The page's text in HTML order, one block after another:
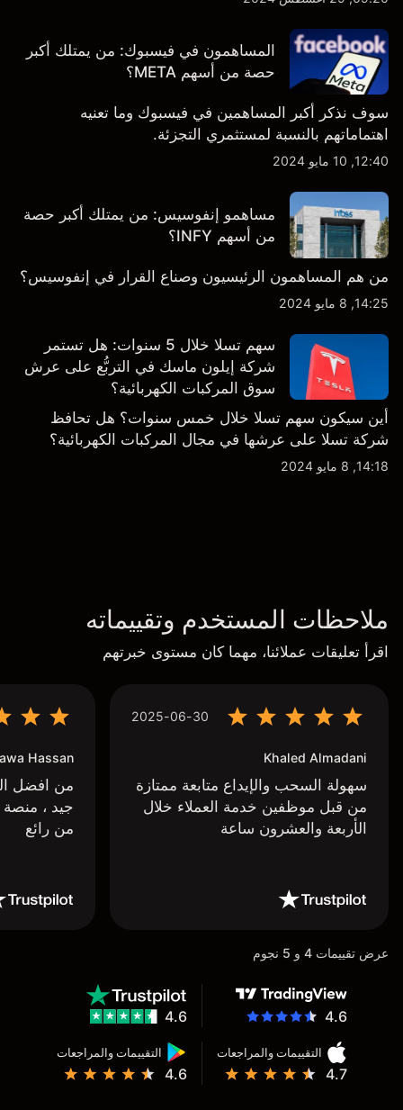
بالضبط.
المساهمون في فيسبوك: من يمتلك أكبر
حصة من أسهم META؟
سوف نذكر أكبر المساهمين في فيسبوك وما تعنيه
اهتماماتهم بالنسبة لمستثمري التجزئة.
12:40, 10 مايو 2024
مساهمو إنفوسيس: من يمتلك أكبر حصة
من أسهم INFY؟
من هم المساهمون الرئيسيون وصناع القرار في إنفوسيس؟
14:25, 8 مايو 2024
سهم تسلا خلال 5 سنوات: هل تستمر
شركة إيلون ماسك في التربُّع على عرش
سوق المركبات الكهربائية؟
أين سيكون سهم تسلا خلال خمس سنوات؟ هل تحافظ
شركة تسلا على عرشها في مجال المركبات الكهربائية؟
14:18, 8 مايو 2024
ملاحظات المستخدم وتقييماته
اقرأ تعليقات عملائنا، مهما كان مستوى خبرتهم
2025-06-30
Khaled Almadani
سهولة السحب والإيداع متابعة ممتازة
من قبل موظفين خدمة العملاء خلال
الأربعة والعشرون ساعة
Hassan
من افضل
جيد ،
من رائع
عرض تقييمات 4 و 5 نجوم
4.6
التقييمات والمراجعات
4.7
التقييمات والمراجعات
4.6
4.6